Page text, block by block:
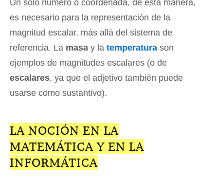
Un solo número o coordenada, de esta manera,
es necesario para la representación de la
magnitud escalar, más allá del sistema de
referencia. La masa y la temperatura son
ejemplos de magnitudes escalares (o de
escalares, ya que el adjetivo también puede
usarse como sustantivo).
LA NOCIÓN EN LA
MATEMÁTICA Y EN LA
INFORMÁTICA